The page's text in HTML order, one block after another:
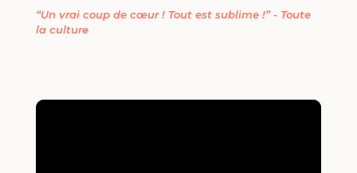
“Un vrai coup de cœur ! Tout est sublime !” - Toute
la culture